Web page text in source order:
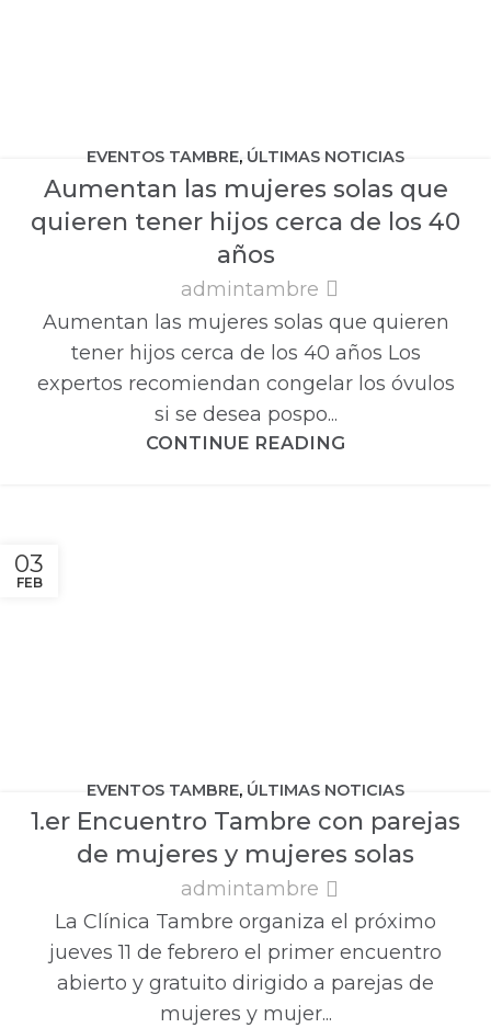
EVENTOS TAMBRE, ÚLTIMAS NOTICIAS
Aumentan las mujeres solas que
quieren tener hijos cerca de los 40
años
admintambre
Aumentan las mujeres solas que quieren
tener hijos cerca de los 40 años Los
expertos recomiendan congelar los óvulos
si se desea pospo...
CONTINUE READING
03
FEB
EVENTOS TAMBRE, ÚLTIMAS NOTICIAS
1.er Encuentro Tambre con parejas
de mujeres y mujeres solas
admintambre
La Clínica Tambre organiza el próximo
jueves 11 de febrero el primer encuentro
abierto y gratuito dirigido a parejas de
mujeres y mujer...